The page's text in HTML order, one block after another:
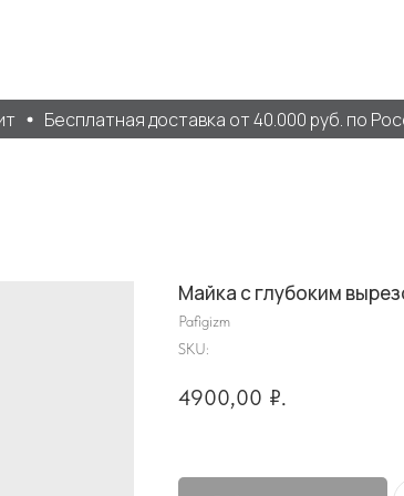
Бесплатная доставка от 40.000 руб. по
Майка с глубоким
Pafigizm
SKU:
4900,00 ₽.